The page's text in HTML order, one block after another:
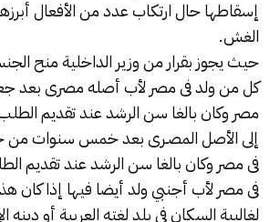
إسقاطها حال ارتكاب عدد من الأفعال
الغش.
حيث يجوز بقرار من وزير الداخلية منح
كل من ولد فى مصر لأب أصله مصرى بعد
مصر وكان بالغا سن الرشد عند تقديم
إلى الأصل المصـرى بعد خمس سنوات من
فى مصر وكان بالغا سن الرشد عند تقديم
فى مصر لأب أجنبي ولد أيضا فيها إذا كان
لغالبية السكان فى بلد لغته العربية أو دينه